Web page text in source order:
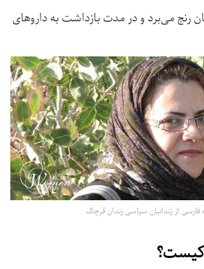
رنج می‌برد و در مدت بازداشت به داروهای
از زندانیان سیاسی زندان قرچک